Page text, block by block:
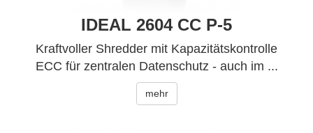
IDEAL 2604 CC P-5
Kraftvoller Shredder mit Kapazitätskontrolle
ECC für zentralen Datenschutz - auch im ...
mehr